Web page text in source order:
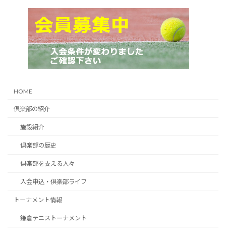
HOME
倶楽部の紹介
施設紹介
倶楽部の歴史
倶楽部を支える人々
入会申込・倶楽部ライフ
トーナメント情報
鎌倉テニストーナメント